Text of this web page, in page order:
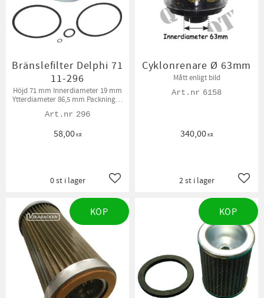
Bränslefilter Delphi 71
11-296
Höjd 71 mm Innerdiameter 19 mm
Ytterdiameter 86,5 mm Packningar
296
58,00KR
Lägg till i favoriter
0 st i lager
Cyklonrenare Ø 63mm
Mått enligt bild
6158
340,00KR
2 st i lager
KÖP KÖP